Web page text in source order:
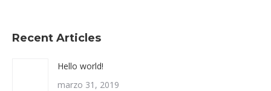
Recent Articles
Hello world!
marzo 31, 2019